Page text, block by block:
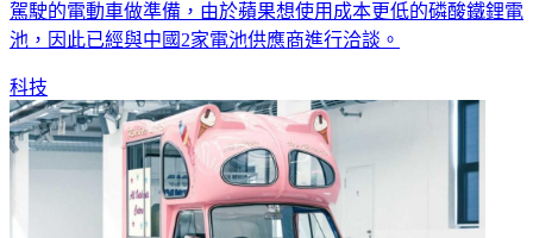
在今年底前重組部門，有傳聞指出此次蘋果是為了推出全自動
駕駛的電動車做準備，由於蘋果想使用成本更低的磷酸鐵鋰電
科技